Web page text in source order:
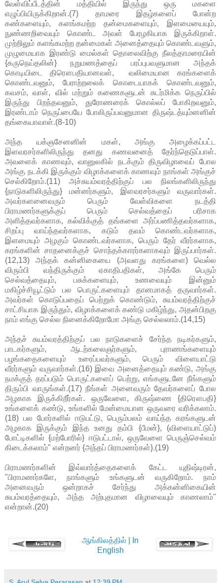
வேள்விப்பீடத்தின் மத்தியில் இருந்து ஒரு மகளை
எழுப்பியிருக்கிறான்.(7) தாமரை இதழ்களைப் போன்ற
கண்களையும், களங்கமற்ற தன்மைகளையும், இளமையையும்,
நுண்ணறிவையும் கொண்ட அவள் பேரழகியாக இருக்கிறாள்.
முற்றிலும் களங்கமற்ற தன்மைகள் அனைத்தையும் கொண்டவளும்,
முழுமையாக இரண்டு மைல்கள் தொலைவிற்கு நீலத்தாமரையின்
{கருநெய்தலின்} நறுமணத்தைப் பரப்புபவளுமான அந்தக்
கொடியிடை திரௌபதியானவள், வலிமையான கரங்களைக்
கொண்டவனும், பேராற்றலைக் கொடையாகக் கொண்டவனும்,
கவசம், வாள், வில் மற்றும் கணைகளுடன் சுடர்மிக்க நெருப்பில்
இருந்து பிறந்தவனும், துரோணரைக் கொல்லப் போகிறவனும்,
இரண்டாம் நெருப்பையே போலிருப்பவனுமான திருஷ்டத்யும்னனின்
தங்கையாவாள்.(8-10)
அந்த யக்ஞசேனனின் மகள், அங்கு அழைக்கப்பட்ட
இளவரசர்களிலிருந்து தனது கணவனைத் தேர்ந்தெடுப்பாள்.
அவளைக் காணவும், வானுலகில் நடக்கும் திருவிழாவைப் போல
அங்கு நடக்கி இருக்கும் விழாக்களைக் காணவும் நாங்கள் அங்குச்
செல்கிறோம்.(11) அச்சுயம்வரத்திற்குப் பல நிலங்களிலிருந்து
{நாடுகளிலிருந்து} மன்னர்களும், இளவரசர்களும் வருவார்கள்.
அவர்களனைவரும் பெரும் வேள்விகளை நடத்தி
பிராமணர்களுக்குப் பெரும் செல்வத்தைப் பரிசாக
அளித்தவர்களாக, கல்விக்குத் தங்களை அர்ப்பணித்தவர்களாக,
சிறப்பு வாய்ந்தவர்களாக, கடும் தவம் கொண்டவர்களாக,
இளமையும் அழகும் கொண்டவர்களாக, பெரும் தேர் வீரர்களாக,
கரங்களின் சாதனைக்குச் சொந்தக்காரர்களாகவும் இருப்பார்கள்.
(12,13) அந்தக் கன்னிகையை (அவளது கரங்களை) வெல்ல
விரும்பி வந்திருக்கும் ஏகாதிபதிகள், அங்கே பெரும்
செல்வத்தையும், பசுக்களையும், உணவையும் இன்னும்
மகிழ்ச்சியூட்டும் பல பொருட்களையும் தானமாகத் தருவார்கள்.
அவர்கள் கொடுப்பதைப் பெற்றுக் கொண்டும், சுயம்வரத்திற்குச்
சாட்சியாக இருந்தும், விழாக்களைக் கண்டு மகிழ்ந்து, அதன்பிறகு
நாம் எங்கு செல்ல நினைக்கிறோமோ அங்கு செல்லலாம்.(14,15)
அந்தச் சுயம்வரத்திற்குப் பல நாடுகளைச் சேர்ந்த நடிகர்களும்,
பாடகர்களும், ஆடற்கலைஞர்களும், புராணங்களையும்
பழங்கதைகளையும் உரைப்பவர்களும், பெரும் விளையாட்டு
வீரர்களும் வருவார்கள்.(16) இவை அனைத்தையும் கண்டு, அங்கு
நமக்குத் தரப்படும் பொருட்களைப் பெற்று, எங்களுடனே நீங்களும்
திரும்பி வாருங்கள்.(17) நீங்கள் அனைவரும் தேவர்களைப் போல
அழகாக இருக்கிறீர்கள். ஒருவேளை, கிருஷ்ணை {திரௌபதி}
உங்களைக் கண்டு, உங்களில் மேன்மையான ஒருவரை வரிக்கலாம்.
(18) பல போர்களில் ஈடுபட்டு, பெரும்பலம் வாய்ந்த கரங்களுடன்
அழகாக இருக்கும் இந்த உனது தம்பி {பீமன்}, (விளையாட்டுப்)
போட்டிகளில் {மற்போரில்} ஈடுபட்டால், ஒருவேளை பெருஞ்செல்வம்
கிடைக்கலாம்" என்றனர் {அந்தப் பிராமணர்கள்}.(19)
பிராமணர்களின் இவ்வார்த்தைகளைக் கேட்ட யுதிஷ்டிரன்,
"பிராமணர்களே, நாங்களும் உங்களுடன் வருகிறோம். நாம்
அனைவரும் ஒன்றாகச் சேர்ந்து அக்கன்னிகையின்
சுயம்வரத்தையும், அந்த அற்புதமான விழாவையும் காணலாம்"
என்றான்.(20)
ஆங்கிலத்தில் | In
English